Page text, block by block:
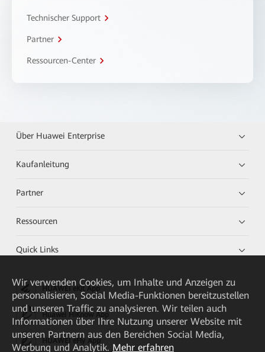
Technischer Support
Partner
Ressourcen-Center
Über Huawei Enterprise
Kaufanleitung
Partner
Ressourcen
Quick Links
HUAWEI eKit App
Huawei HiKnow App
HUAWEI eFly App
Wir verwenden Cookies, um Inhalte und Anzeigen zu
personalisieren, Social Media-Funktionen bereitzustellen
und unseren Traffic zu analysieren. Wir teilen auch
Informationen über Ihre Nutzung unserer Website mit
unseren Partnern aus den Bereichen Social Media,
Werbung und Analytik. Mehr erfahren